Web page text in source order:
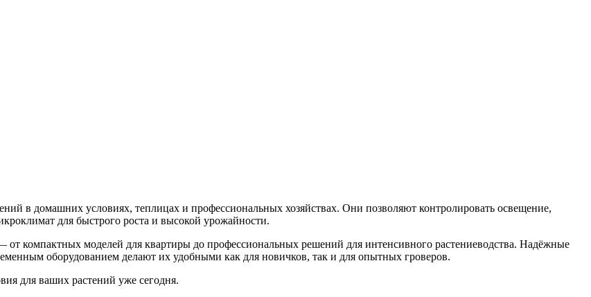
в домашних условиях, теплицах и профессиональных хозяйствах. Они позволяют контролировать освещение,
для быстрого роста и высокой урожайности.
компактных моделей для квартиры до профессиональных решений для интенсивного растениеводства. Надёжные
оборудованием делают их удобными как для новичков, так и для опытных гроверов.
для ваших растений уже сегодня.